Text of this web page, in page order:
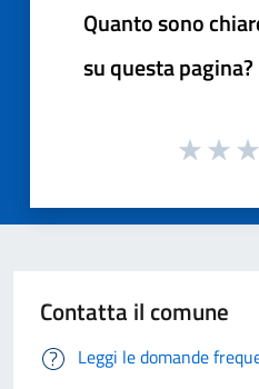
Quanto sono
su questa pagina?
Contatta il comune
Leggi le domande